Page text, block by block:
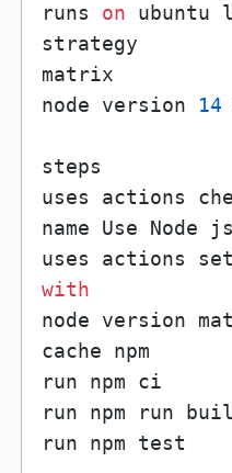
runs on ubuntu
strategy
matrix
node version 14
steps
uses actions
name Use Node
with
node version
cache npm
run npm ci
run npm run